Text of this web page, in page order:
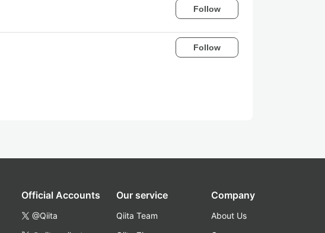
Follow
Follow
Official Accounts
@Qiita
Our service
Qiita Team
Company
About Us